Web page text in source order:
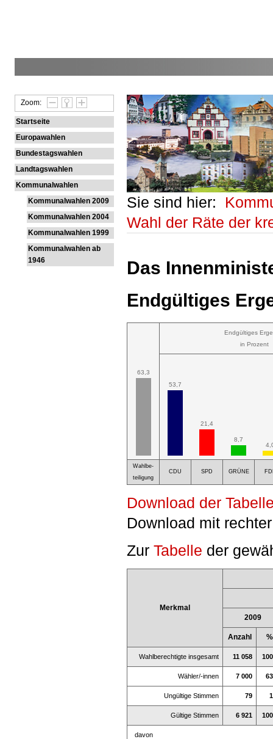
Zoom:
Startseite
Europawahlen
Bundestagswahlen
Landtagswahlen
Kommunalwahlen
Kommunalwahlen 2009
Kommunalwahlen 2004
Kommunalwahlen 1999
Kommunalwahlen ab
1946
Sie sind hier:
Wahl der Räte der
Das
Endgültiges
63,3
Endgültiges
in Prozent
53,7
21,4
8,7
Wahlbe-
teiligung
CDU SPD GRÜNE
Download der
Download mit
ZurTabelle der
Merkmal
2009
Anzahl %
Wahlberechtigte insgesamt 11 058
Wähler/-innen 7 000
Ungültige Stimmen 79
Gültige Stimmen 6 921
davon